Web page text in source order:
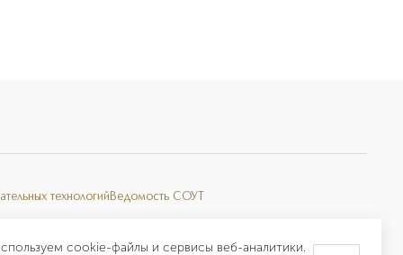
cookie-файлы и сервисы веб-аналитики.
технологий Ведомость СОУТ